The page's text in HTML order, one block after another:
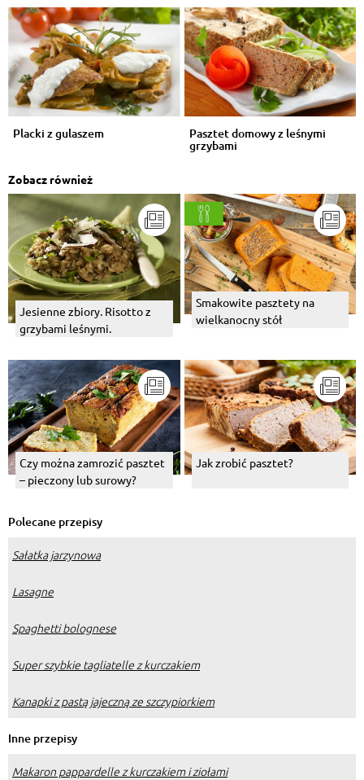
Placki z gulaszem Pasztet domowy z leśnymi
grzybami
Zobacz również
Jesienne zbiory. Risotto z
grzybami leśnymi.
Smakowite pasztety na
wielkanocny stół
Czy można zamrozić pasztet
– pieczony lub surowy?
Jak zrobić pasztet?
Polecane przepisy
Sałatka jarzynowa
Lasagne
Spaghetti bolognese
Super szybkie tagliatelle z kurczakiem
Kanapki z pastą jajeczną ze szczypiorkiem
Inne przepisy
Makaron pappardelle z kurczakiem i ziołami